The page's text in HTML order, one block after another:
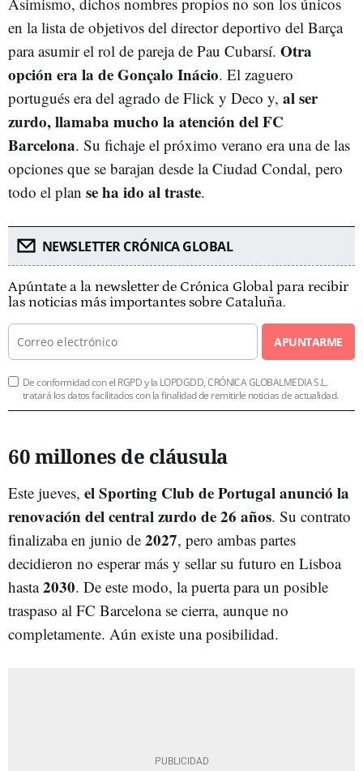
en la lista de objetivos del director deportivo del Barça
para asumir el rol de pareja de Pau Cubarsí. Otra
opción era la de Gonçalo Inácio. El zaguero
portugués era del agrado de Flick y Deco y, al ser
zurdo, llamaba mucho la atención del FC
Barcelona. Su fichaje el próximo verano era una de las
opciones que se barajan desde la Ciudad Condal, pero
todo el plan se ha ido al traste.
NEWSLETTER CRÓNICA GLOBAL
Apúntate a la newsletter de Crónica Global para recibir
las noticias más importantes sobre Cataluña.
APUNTARME
De conformidad con el RGPD y la LOPDGDD, CRÓNICA GLOBALMEDIA S.L.
tratará los datos facilitados con la finalidad de remitirle noticias de actualidad.
60 millones de cláusula
Este jueves, el Sporting Club de Portugal anunció la
renovación del central zurdo de 26 años. Su contrato
finalizaba en junio de 2027, pero ambas partes
decidieron no esperar más y sellar su futuro en Lisboa
hasta2030. De este modo, la puerta para un posible
traspaso al FC Barcelona se cierra, aunque no
completamente. Aún existe una posibilidad.